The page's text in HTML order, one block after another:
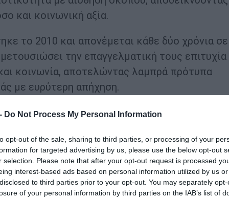
Do Not Process My Personal Information
opt-out of the sale, sharing to third parties, or processing of your
for targeted advertising by us, please use the below opt-out
selection. Please note that after your opt-out request is processed
interest-based ads based on personal information utilized by us
to third parties prior to your opt-out. You may separately
of your personal information by third parties on the IAB’s list of
και κοινωνική αξία.
το 2010 και απονέμεται κάθε δύο χρόνια σε
την επαγγελματική τους επιτυχία
κοινωνία, αποτελώντας λαμπρά πρότυπα
με ευρύτερη απήχηση.
προχώρησε σε μια σύντομη συζήτηση με τον
«
επιτυχία. Το μυστικό δεν είναι μόνο η
που βλέπεις, να πιστεύουν αυτό που πιστεύεις.
κάτι με όλη σου την ψυχή και μετά να έχεις
».